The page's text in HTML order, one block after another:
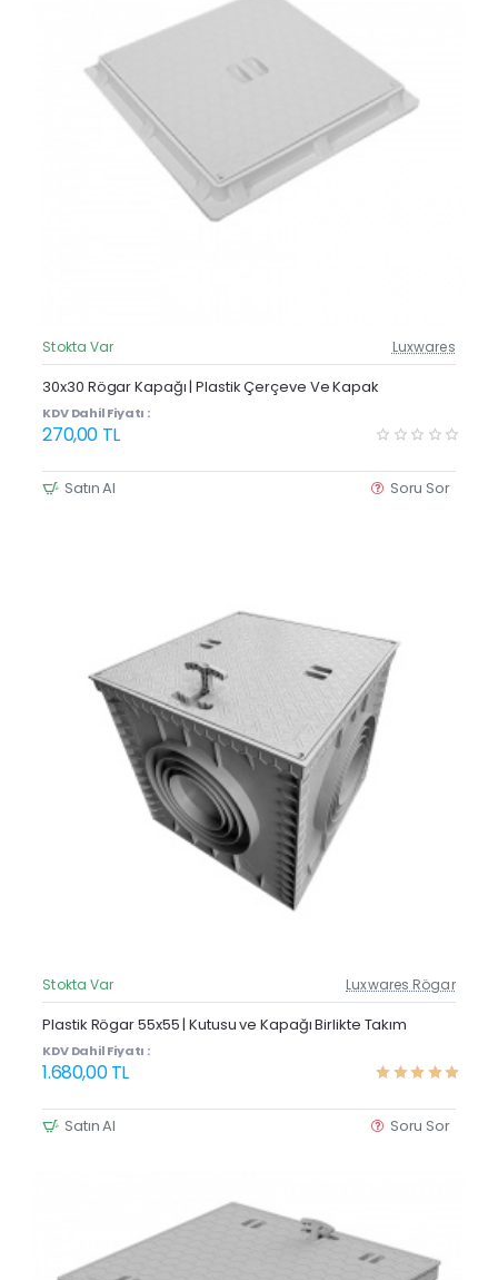
Güncel Fiyat
Stokta Var Luxwares
30x30 Rögar Kapağı | Plastik Çerçeve Ve Kapak
KDV Dahil Fiyatı :
270,00 TL
Satın Al Soru Sor
Güncel Fiyat
Stokta Var Luxwares Rögar
Plastik Rögar 55x55 | Kutusu ve Kapağı Birlikte Takım
KDV Dahil Fiyatı :
1.680,00 TL
Satın Al Soru Sor